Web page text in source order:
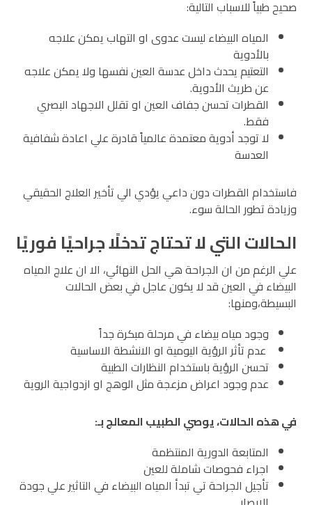
صحيح طبياً للاسباب التالية:
المياه البيضاء ليست عدوى او التهاب يمكن علاجه
بالأدوية
التعتيم يحدث داخل عدسة العين نفسها ولا يمكن علاجه
عن طريث الأدوية.
القطرات تحسن جفاف العين او تقلل الاجهاد البصري
فقط.
لا توجد أدوية معتمدة عالمياً قادرة علي اعادة شفافية
العدسة
فاستخدام القطرات دون داعي يؤدي الي تأخير العلاج الحقيقي
وزيادة تطور الحالة سوء.
الحالات التي لا تحتاج تدخلًا جراحيًا فوريًا
علي الرغم من ان الجراحة هي الحل النهائي، الا ان علاج المياه
البيضاء في العين قد لا يكون عاجل في بعض الحالات
البسيطة،ومنها:
وجود مياه بيضاء في مرحلة مبكرة جداً
عدم تأثر الرؤية اليومية او الانشطة الاساسية
تحسن الرؤية باستخدام النظارات الطبية
عدم وجود اعراض مزعجة مثل الوهج او ازدواجية الروية
في هذه الحالات، يوصي الطبيب المعالج بـ:
المتابعة الدورية المنتظمة
اجراء فحوصات شاملة للعين
تأجيل الجراحة تي تبدأ المياه البيضاء في التاثير علي جودة